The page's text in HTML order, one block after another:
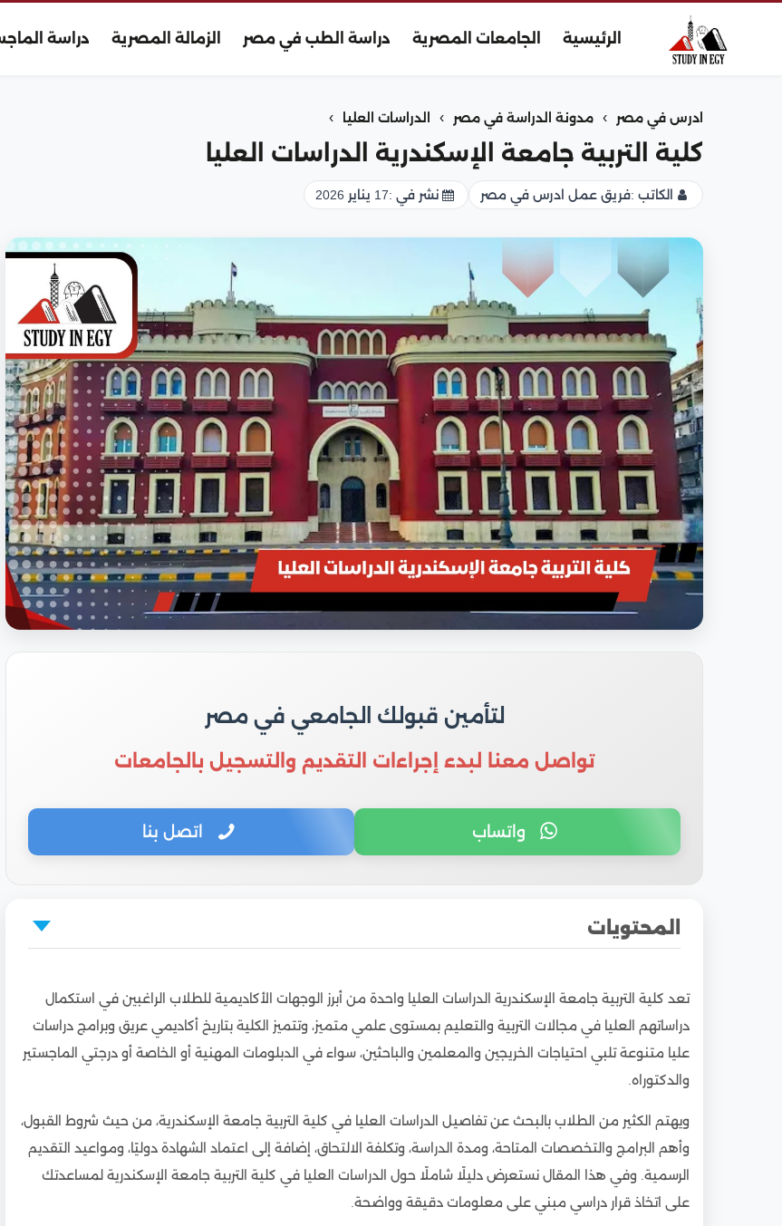
الرئيسية الجامعات المصرية دراسة الطب في مصر الزمالة المصرية دراسة
ادرس في مصر › مدونة الدراسة في مصر › الدراسات العليا ›
كلية التربية جامعة الإسكندرية الدراسات العليا
الكاتب :فريق عمل ادرس في مصر نشر في :17 يناير 2026
لتأمين قبولك الجامعي في مصر
تواصل معنا لبدء إجراءات التقديم والتسجيل بالجامعات
واتساب اتصل بنا
المحتويات
1.1
شروط القبول في برامج الدبلوم والماجستير
1.2
شروط القبول في برامج الدكتوراه
أبرز برامج كلية التربية جامعة الإسكندرية الدراسات العليا
4
المستندات المطلوبة للتقديم في كلية التربية جامعة الإسكندرية الدراسات العليا
مدة دراسة برامج كلية التربية جامعة الإسكندرية الدراسات العليا
6
تكلفة الدراسة في كلية التربية جامعة الإسكندرية الدراسات العليا للوافدين
تعد كلية التربية جامعة الإسكندرية الدراسات العليا واحدة من أبرز الوجهات الأكاديمية للطلاب الراغبين في استكمال
دراساتهم العليا في مجالات التربية والتعليم بمستوى علمي متميز، وتتميز الكلية بتاريخ أكاديمي عريق وبرامج دراسات
عليا متنوعة تلبي احتياجات الخريجين والمعلمين والباحثين، سواء في الدبلومات المهنية أو الخاصة أو درجتي الماجستير
والدكتوراه.
ويهتم الكثير من الطلاب بالبحث عن تفاصيل الدراسات العليا في كلية التربية جامعة الإسكندرية، من حيث شروط القبول،
وأهم البرامج والتخصصات المتاحة، ومدة الدراسة، وتكلفة الالتحاق، إضافة إلى اعتماد الشهادة دوليًا، ومواعيد التقديم
الرسمية. وفي هذا المقال نستعرض دليلًا شاملًا حول الدراسات العليا في كلية التربية جامعة الإسكندرية لمساعدتك
على اتخاذ قرار دراسي مبني على معلومات دقيقة وواضحة.